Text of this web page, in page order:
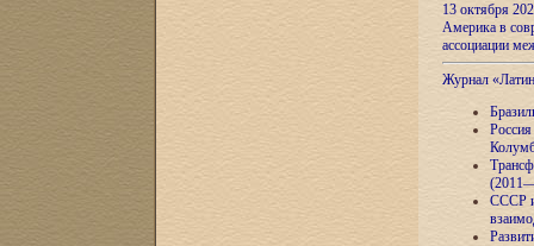
13 октября
Америка в
ассоциации
Журнал
СССР и